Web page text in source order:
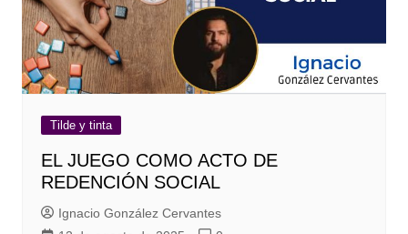
Tilde y tinta
EL JUEGO COMO ACTO DE
REDENCIÓN SOCIAL
Ignacio González Cervantes